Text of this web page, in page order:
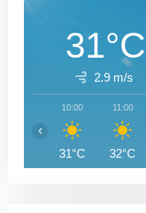
31°C
2.9 m/s
10:00
31°C
11:00
32°C
‹